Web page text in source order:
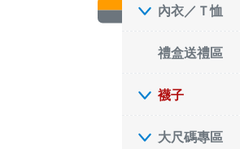
內衣／Ｔ恤
禮盒送禮區
襪子
大尺碼專區